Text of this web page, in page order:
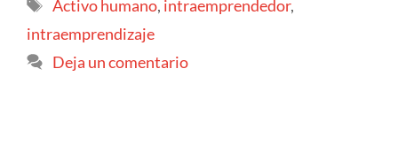
Activo humano, intraemprendedor,
intraemprendizaje
Deja un comentario